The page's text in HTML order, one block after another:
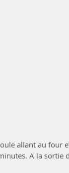
allant au four
A la